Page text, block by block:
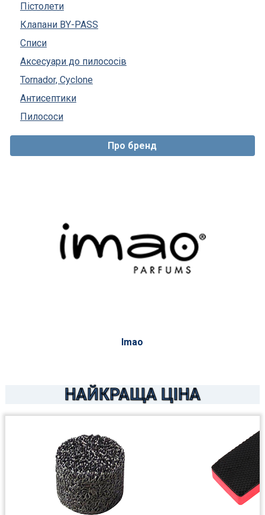
Пістолети
Клапани BY-PASS
Списи
Аксесуари до пилососів
Tornador, Cyclone
Антисептики
Пилососи
Про бренд
Imao
НАЙКРАЩА ЦІНА